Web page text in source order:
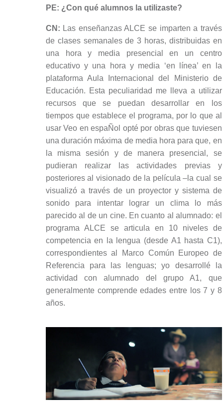
PE: ¿Con qué alumnos la utilizaste?
CN: Las enseñanzas ALCE se imparten a través
de clases semanales de 3 horas, distribuidas en
una hora y media presencial en un centro
educativo y una hora y media ‘en línea’ en la
plataforma Aula Internacional del Ministerio de
Educación. Esta peculiaridad me lleva a utilizar
recursos que se puedan desarrollar en los
tiempos que establece el programa, por lo que al
usar Veo en espaÑol opté por obras que tuviesen
una duración máxima de media hora para que, en
la misma sesión y de manera presencial, se
pudieran realizar las actividades previas y
posteriores al visionado de la película –la cual se
visualizó a través de un proyector y sistema de
sonido para intentar lograr un clima lo más
parecido al de un cine. En cuanto al alumnado: el
programa ALCE se articula en 10 niveles de
competencia en la lengua (desde A1 hasta C1),
correspondientes al Marco Común Europeo de
Referencia para las lenguas; yo desarrollé la
actividad con alumnado del grupo A1, que
generalmente comprende edades entre los 7 y 8
años.